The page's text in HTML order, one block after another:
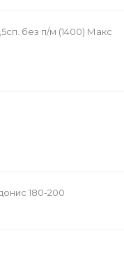
без п/м (1400) Макс
180-200